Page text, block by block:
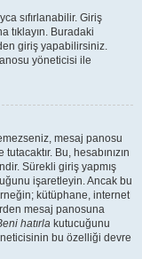
sıfırlanabilir. Giriş
tıklayın. Buradaki
giriş yapabilirsiniz.
yöneticisi ile
mesaj panosu
Bu, hesabınızın
Sürekli giriş yapmış
işaretleyin. Ancak bu
kütüphane, internet
mesaj panosuna
hatırla kutucuğunu
bu özelliği devre